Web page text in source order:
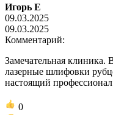
Игорь Е
09.03.2025
09.03.2025
Комментарий:
Замечательная клиника.
лазерные шлифовки
настоящий
0